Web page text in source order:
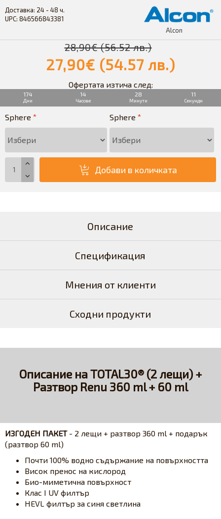
Доставка: 24 - 48 ч.
UPC: 846566843381
Alcon
Офертата изтича след:
174
Дни
14
Часове
28
Минути
11
Секунди
27,90€ (54.57 лв.)
28,90€ (56.52 лв.)
Sphere Sphere
Добави в количката
Описание
Спецификация
Мнения от клиенти
Сходни продукти
Описание на TOTAL30® (2 лещи) +
Разтвор Renu 360 ml + 60 ml
ИЗГОДЕН ПАКЕТ- 2 лещи + разтвор 360 ml + подарък
(разтвор 60 ml)
Почти 100% водно съдържание на повърхността
Висок пренос на кислород
Био-миметична повърхност
Клас I UV филтър
HEVL филтър за синя светлина